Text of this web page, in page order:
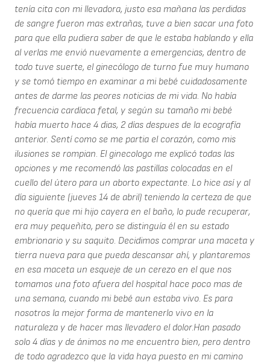
tenía cita con mi llevadora, justo esa mañana las perdidas
de sangre fueron mas extrañas, tuve a bien sacar una foto
para que ella pudiera saber de que le estaba hablando y ella
al verlas me envió nuevamente a emergencias, dentro de
todo tuve suerte, el ginecólogo de turno fue muy humano
y se tomó tiempo en examinar a mi bebé cuidadosamente
antes de darme las peores noticias de mi vida. No había
frecuencia cardíaca fetal, y según su tamaño mi bebé
había muerto hace 4 dias, 2 días despues de la ecografía
anterior. Sentí como se me partia el corazón, como mis
ilusiones se rompian. El ginecologo me explicó todas las
opciones y me recomendó las pastillas colocadas en el
cuello del útero para un aborto expectante. Lo hice así y al
día siguiente (jueves 14 de abril) teniendo la certeza de que
no quería que mi hijo cayera en el baño, lo pude recuperar,
era muy pequeñito, pero se distinguía él en su estado
embrionario y su saquito. Decidimos comprar una maceta y
tierra nueva para que pueda descansar ahí, y plantaremos
en esa maceta un esqueje de un cerezo en el que nos
tomamos una foto afuera del hospital hace poco mas de
una semana, cuando mi bebé aun estaba vivo. Es para
nosotros la mejor forma de mantenerlo vivo en la
naturaleza y de hacer mas llevadero el dolor.Han pasado
solo 4 días y de ánimos no me encuentro bien, pero dentro
de todo agradezco que la vida haya puesto en mi camino